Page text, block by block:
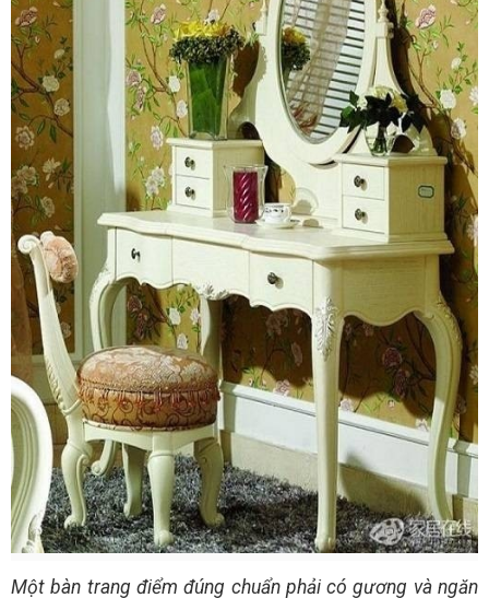
Một bàn trang điểm đúng chuẩn phải có gương và ngăn